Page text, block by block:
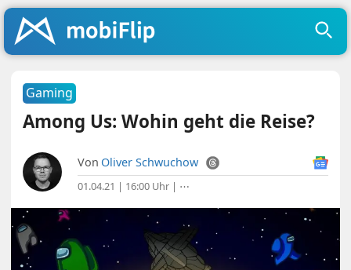
Gaming
Among Us: Wohin geht die Reise?
Von Oliver Schwuchow
01.04.21 | 16:00 Uhr | ⋯